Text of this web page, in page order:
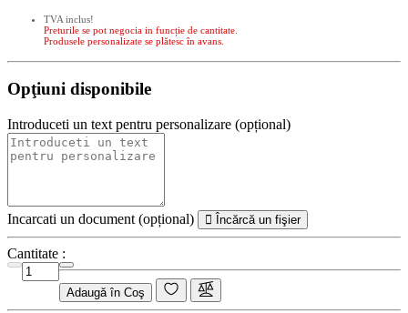
TVA inclus!
Preturile se pot negocia in funcție de cantitate.
Produsele personalizate se plătesc în avans.
Opţiuni disponibile
Introduceti un text pentru personalizare (opțional)
Incarcati un document (opțional) Încărcă un fişier
Cantitate :
Adaugă în Coş